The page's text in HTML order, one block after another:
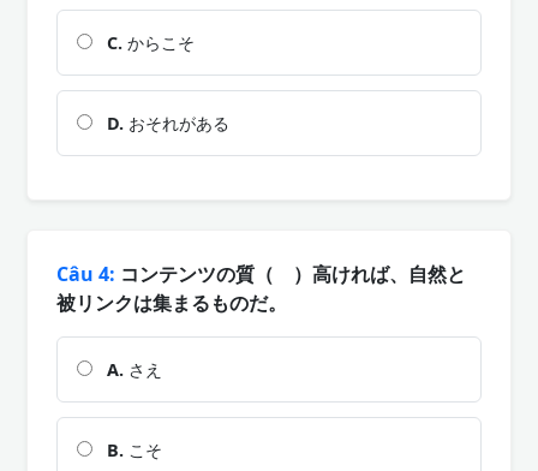
C. からこそ
D. おそれがある
Câu 4: コンテンツの質（ ）高ければ、自然と
被リンクは集まるものだ。
A. さえ
B. こそ